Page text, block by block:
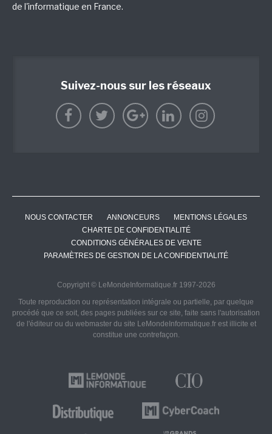
de l'informatique en France.
Suivez-nous sur les réseaux
NOUS CONTACTER ANNONCEURS
MENTIONS LÉGALES
CHARTE DE CONFIDENTIALITÉ
CONDITIONS GÉNÉRALES DE VENTE
PARAMÈTRES DE GESTION DE LA CONFIDENTIALITÉ
Copyright © LeMondeInformatique.fr 1997-2026
Toute reproduction ou représentation intégrale ou partielle, par quelque
procédé que ce soit, des pages publiées sur ce site, faite sans l'autorisation
de l'éditeur ou du webmaster du site LeMondeInformatique.fr est illicite et
constitue une contrefaçon.